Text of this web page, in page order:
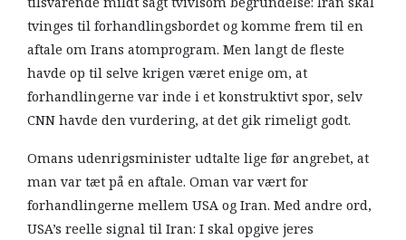
tvinges til forhandlingsbordet og komme frem til en
aftale om Irans atomprogram. Men langt de fleste
havde op til selve krigen været enige om, at
forhandlingerne var inde i et konstruktivt spor, selv
CNN havde den vurdering, at det gik rimeligt godt.
Omans udenrigsminister udtalte lige før angrebet, at
man var tæt på en aftale. Oman var vært for
forhandlingerne mellem USA og Iran. Med andre ord,
USA’s reelle signal til Iran: I skal opgive jeres